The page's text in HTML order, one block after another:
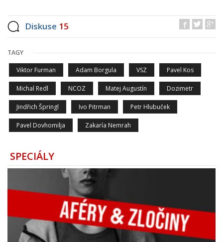
Diskuse 15
TAGY
Viktor Furman Adam Borgula VSZ Pavel Kos
Michal Redl NCOZ Matej Augustín Dozimetr
Jindřich Špringl Ivo Pitrman Petr Hlubuček
Pavel Dovhomilja Zakaría Nemrah
SPECIÁLY